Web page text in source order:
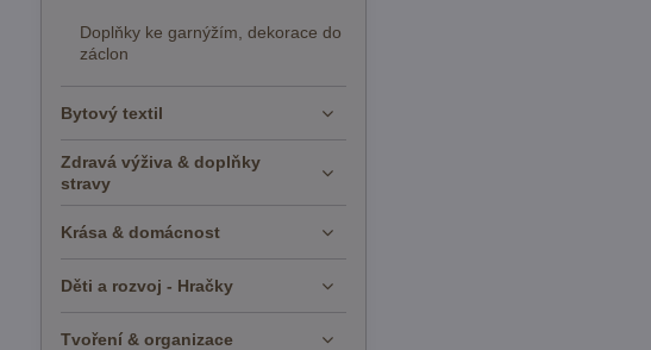
Doplňky ke garnýžím, dekorace do
záclon
Bytový textil
Zdravá výživa & doplňky
stravy
Krása & domácnost
Děti a rozvoj - Hračky
Tvoření & organizace